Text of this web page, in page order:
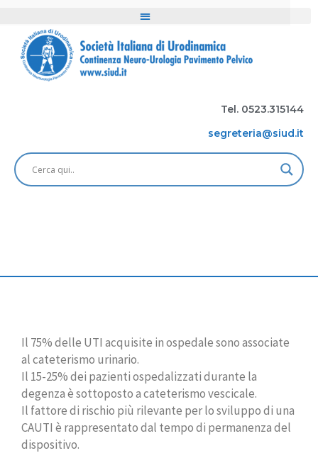
Tel. 0523.315144
segreteria@siud.it
Il 75% delle UTI acquisite in ospedale sono associate
al cateterismo urinario.
Il 15-25% dei pazienti ospedalizzati durante la
degenza è sottoposto a cateterismo vescicale.
Il fattore di rischio più rilevante per lo sviluppo di una
CAUTI è rappresentato dal tempo di permanenza del
dispositivo.